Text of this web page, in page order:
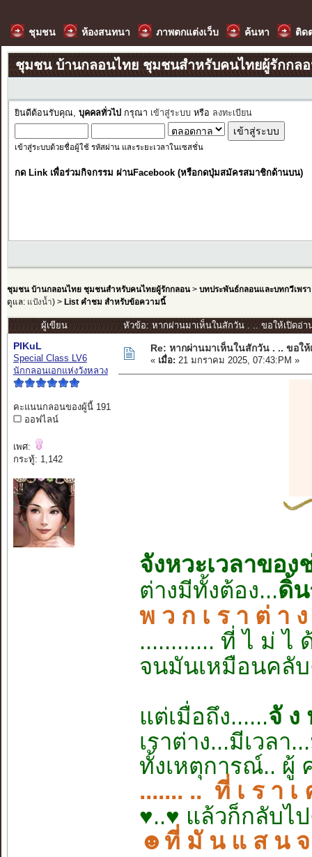
ชุมชน ห้องสนทนา ภาพตกแต่งเว็บ ค้นหา ติด
ชุมชน บ้านกลอนไทย ชุมชนสำหรับคนไทยผู้รักกล
ยินดีต้อนรับคุณ, บุคคลทั่วไป กรุณา เข้าสู่ระบบ หรือ ลงทะเบียน
เข้าสู่ระบบด้วยชื่อผู้ใช้ รหัสผ่าน และระยะเวลาในเซสชั่น
กด Link เพื่อร่วมกิจกรรม ผ่านFacebook (หรือกดปุ่มสมัครสมาชิกด้านบน)
ชุมชน บ้านกลอนไทย ชุมชนสำหรับคนไทยผู้รักกลอน> บทประพันธ์กลอนและบทกวีเพรา
ดูแล: แป้งน้ำ) > List คำชม สำหรับข้อความนี้
ผู้เขียน หัวข้อ: หากผ่านมาเห็นในสักวัน . .. ขอให้เปิดอ่
PIKuL
Special Class LV6
นักกลอนเอกแห่งวังหลวง
คะแนนกลอนของผู้นี้ 191
ออฟไลน์
เพศ:
กระทู้: 1,142
Re: หากผ่านมาเห็นในสักวัน . .. ขอใ
« เมื่อ: 21 มกราคม 2025, 07:43:PM »
จังหวะเวลาของ
ต่างมีทั้งต้อง...ดิ้
พ ว ก เ ร า ต่ า
............ ที่ ไ ม่ ไ
จนมันเหมือนคลั
แต่เมื่อถึง......จั ง
เราต่าง...มีเวล
ทั้งเหตุการณ์.. ผู้
....... .. ที่ เ ร า
♥..♥ แล้วก็กลับไ
☻ที่ มั น แ ส น จ